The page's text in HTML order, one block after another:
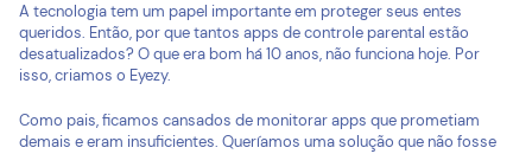
A tecnologia tem um papel importante em proteger seus entes
queridos. Então, por que tantos apps de controle parental estão
desatualizados? O que era bom há 10 anos, não funciona hoje. Por
isso, criamos o Eyezy.
Como pais, ficamos cansados de monitorar apps que prometiam
demais e eram insuficientes. Queríamos uma solução que não fosse